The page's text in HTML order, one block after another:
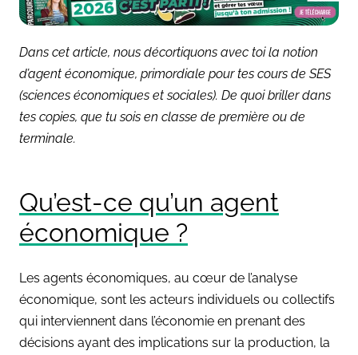
Dans cet article, nous décortiquons avec toi la notion
d’agent économique, primordiale pour tes cours de SES
(sciences économiques et sociales). De quoi briller dans
tes copies, que tu sois en classe de première ou de
terminale.
Qu’est-ce qu’un agent
économique ?
Les agents économiques, au cœur de l’analyse
économique, sont les acteurs individuels ou collectifs
qui interviennent dans l’économie en prenant des
décisions ayant des implications sur la production, la